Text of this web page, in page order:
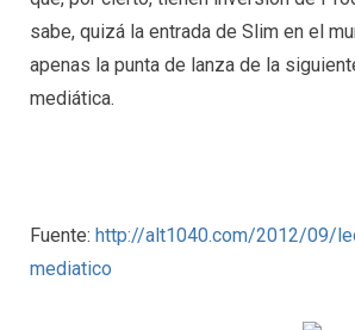
sabe, quizá la entrada de Slim en el
apenas la punta de lanza de la
mediática.
Fuente: http://alt1040.com/2012/09/
mediatico